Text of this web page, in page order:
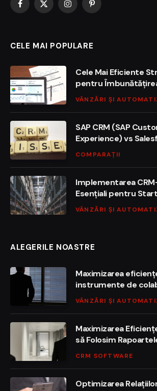
Facebook
X
InstagramPinterest
CELE MAI POPULARE
Cele Mai Eficiente
pentru
de Vânzări
VÂNZĂRI ȘI
SAP CRM (SAP
Experience) vs
domină segmentul
COMPARAȚII
Implementarea
Esențiali pentru
Vânzări
VÂNZĂRI ȘI
ALEGERILE NOASTRE
Maximizarea
instrumente de
VÂNZĂRI ȘI
Maximizarea
să Folosim
CRM SOFTWARE
Optimizarea